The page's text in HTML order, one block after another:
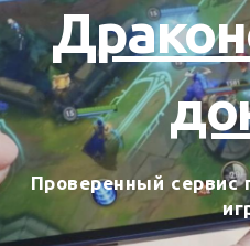
Проверенный сервис